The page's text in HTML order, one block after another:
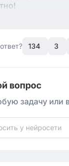
134 3
вопрос
задачу или